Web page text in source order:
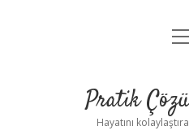
Yasal
Pratik
Hayatını